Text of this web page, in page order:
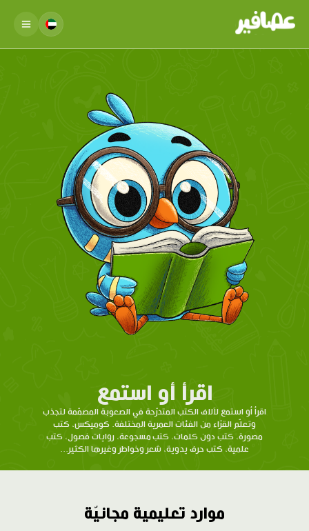
اقرأ أو استمع
اقرأ أو استمع لآلاف الكتب المتدرّحة في الصعوبة المصمّمة لتجذب
وتعلّم القرّاء من الفئات العمرية المختلفة. كوميكس، كتب
مصورة، كتب دون كلمات، كتب مسجوعة، روايات فصول، كتب
علمية، كتب حرف يدوية، شعر وخواطر وغيرها الكثير...
موارد تعليمية مجانيّة